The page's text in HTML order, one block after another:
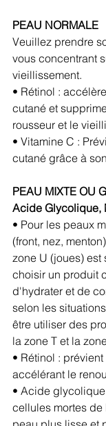
PEAU NORMALE
Veuillez prendre
vous concentrant
vieillissement.
• Rétinol :
cutané et
rousseur et le
• Vitamine C :
cutané grâce à
PEAU MIXTE OU
Acide Glycolique,
• Pour les peaux
(front, nez,
zone U (joues) est
choisir un produit
d'hydrater et de
selon les
être utiliser des
la zone T et la
• Rétinol :
accélérant le
• Acide
cellules mortes